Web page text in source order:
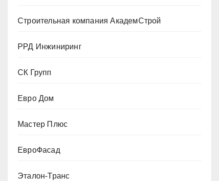
Строительная компания АкадемСтрой
РРД Инжиниринг
СК Групп
Евро Дом
Мастер Плюс
ЕвроФасад
Эталон-Транс